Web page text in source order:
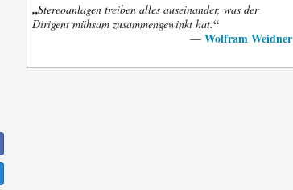
„Stereoanlagen treiben alles auseinander, was der
Dirigent mühsam zusammengewinkt hat.“
— Wolfram Weidner